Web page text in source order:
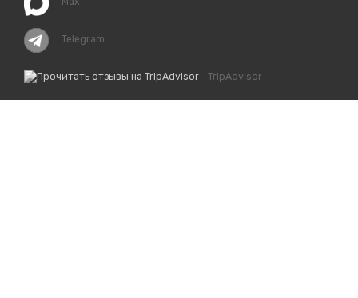
Telegram
TripAdvisor